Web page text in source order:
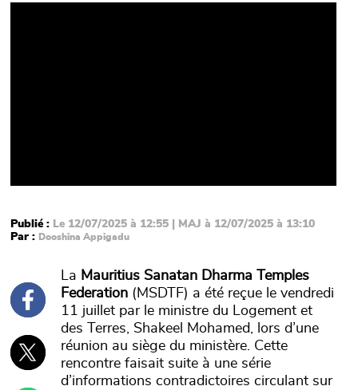
Publié : Le 12/07/2025 à 12:55 | MAJ à 12/07/2025 à 13:10
Par : Dooshina Appigadu
La Mauritius Sanatan Dharma Temples
Federation (MSDTF) a été reçue le vendredi
11 juillet par le ministre du Logement et
des Terres, Shakeel Mohamed, lors d’une
réunion au siège du ministère. Cette
rencontre faisait suite à une série
d’informations contradictoires circulant sur